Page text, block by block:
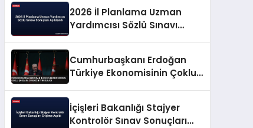
2026 İl Planlama Uzman
Yardımcısı Sözlü Sınavı
Cumhurbaşkanı Erdoğan
Türkiye Ekonomisinin Çoklu
İçişleri Bakanlığı Stajyer
Kontrolör Sınav Sonuçları